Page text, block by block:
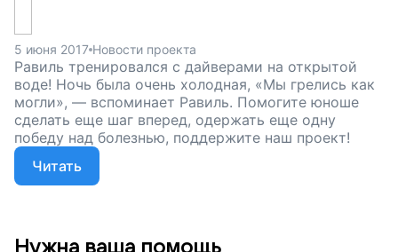
5 июня 2017 Новости проекта
Равиль тренировался с дайверами на открытой
воде! Ночь была очень холодная, «Мы грелись как
могли», — вспоминает Равиль. Помогите юноше
сделать еще шаг вперед, одержать еще одну
победу над болезнью, поддержите наш проект!
Читать
Нужна ваша помощь